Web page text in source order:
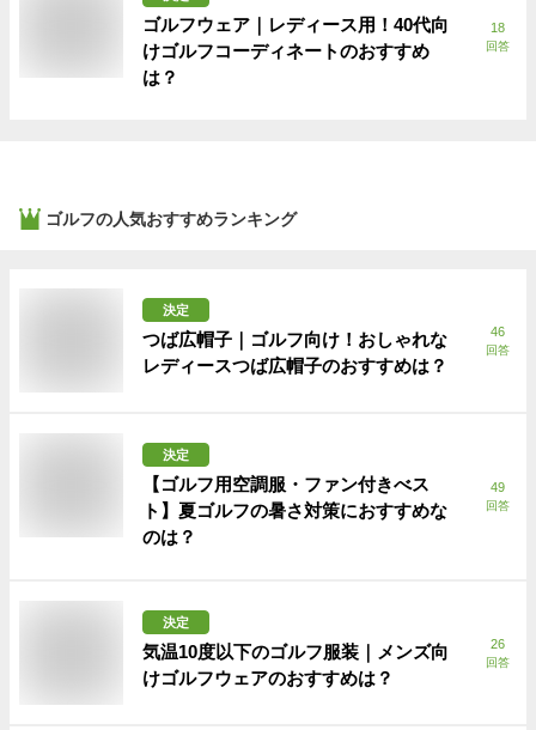
ゴルフウェア｜レディース用！40代向
けゴルフコーディネートのおすすめ
は？
18
回答
ゴルフの人気おすすめランキング
決定
つば広帽子｜ゴルフ向け！おしゃれな
レディースつば広帽子のおすすめは？
46
回答
決定
【ゴルフ用空調服・ファン付きべス
ト】夏ゴルフの暑さ対策におすすめな
のは？
49
回答
決定
気温10度以下のゴルフ服装｜メンズ向
けゴルフウェアのおすすめは？
26
回答